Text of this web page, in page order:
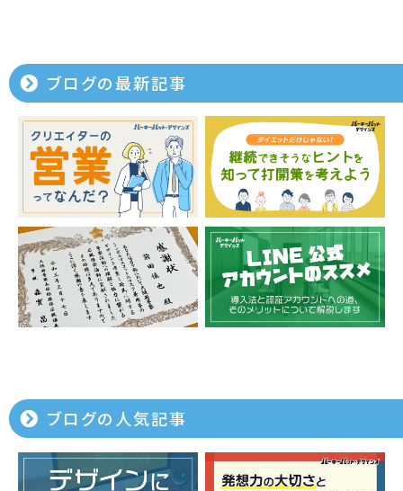
ブログの最新記事
ブログの人気記事